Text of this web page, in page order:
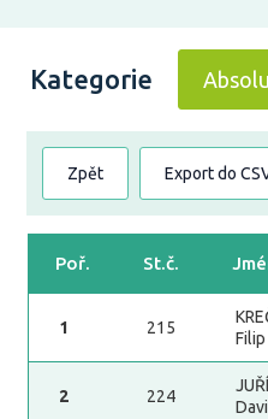
Kategorie
Zpět Export do
Poř. St.č.
1 215
Filip
2 224